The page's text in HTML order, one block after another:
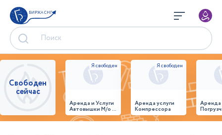
БИРЖА СНГ
Свободен
сейчас
Аренда и Услуги
Автовышки М/о г.
Домодедово
26,28,32 место
Аренда услуги
Компрессора